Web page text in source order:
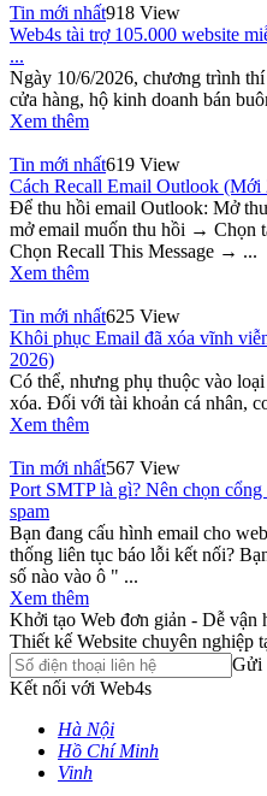
Tin mới nhất918 View
Web4s tài trợ 105.000 website
...
Ngày 10/6/2026, chương trình
cửa hàng, hộ kinh doanh bán
Xem thêm
Tin mới nhất619 View
Cách Recall Email Outlook (Mới
Để thu hồi email Outlook: Mở
mở email muốn thu hồi →
Chọn Recall This Message → ...
Xem thêm
Tin mới nhất625 View
Khôi phục Email đã xóa vĩnh
2026)
Có thể, nhưng phụ thuộc vào
xóa. Đối với tài khoản cá nhân,
Xem thêm
Tin mới nhất567 View
Port SMTP là gì? Nên chọn
spam
Bạn đang cấu hình email cho
thống liên tục báo lỗi kết nối?
số nào vào ô " ...
Xem thêm
Khởi tạo Web đơn giản - Dễ vận
Thiết kế Website chuyên nghiệp
Gửi
Kết nối với Web4s
Hà Nội
Hồ Chí Minh
Vinh